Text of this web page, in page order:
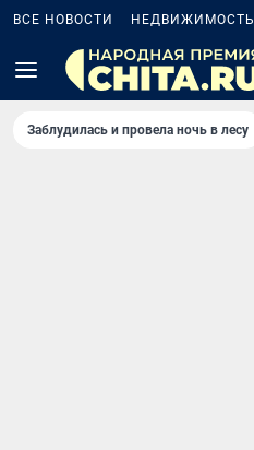
ВСЕ НОВОСТИ НЕДВИЖИМОСТЬ
Заблудилась и провела ночь в лесу